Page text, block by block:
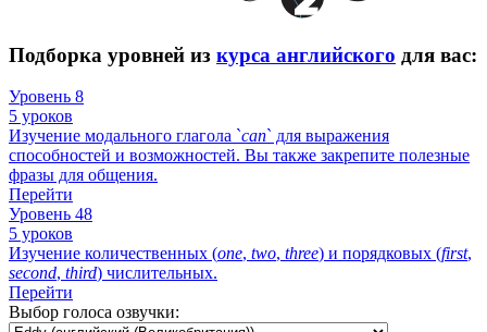
Подборка уровней из курса английского для вас:
Уровень 8
5 уроков
Изучение модального глагола `can` для выражения
способностей и возможностей. Вы также закрепите полезные
фразы для общения.
Перейти
Уровень 48
5 уроков
Изучение количественных (one, two, three) и порядковых (first,
second, third) числительных.
Перейти
Выбор голоса озвучки: